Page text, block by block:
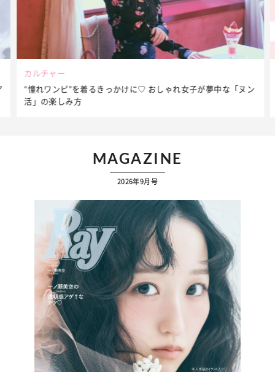
カルチャー
“憧れワンピ”を着るきっかけに♡ おしゃれ女子が夢中な「ヌン
活」の楽しみ方
MAGAZINE
2026年9月号